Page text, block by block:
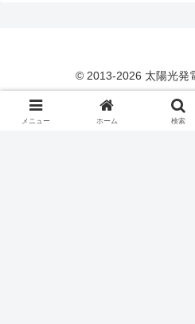
© 2013-2026 太陽光発
メニュー ホーム 検索